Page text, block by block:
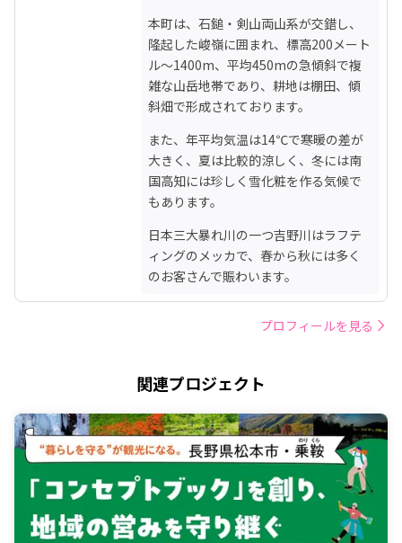
本町は、石鎚・剣山両山系が交錯し、
隆起した峻嶺に囲まれ、標高200メート
ル～1400m、平均450mの急傾斜で複
雑な山岳地帯であり、耕地は棚田、傾
斜畑で形成されております。
また、年平均気温は14℃で寒暖の差が
大きく、夏は比較的涼しく、冬には南
国高知には珍しく雪化粧を作る気候で
もあります。
日本三大暴れ川の一つ吉野川はラフテ
ィングのメッカで、春から秋には多く
のお客さんで賑わいます。
プロフィールを見る
関連プロジェクト